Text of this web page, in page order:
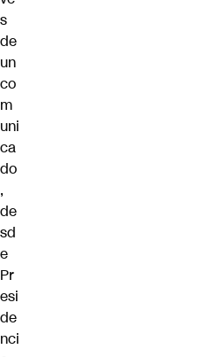
s
de
un
co
m
uni
ca
do
,
de
sd
e
Pr
esi
de
nci